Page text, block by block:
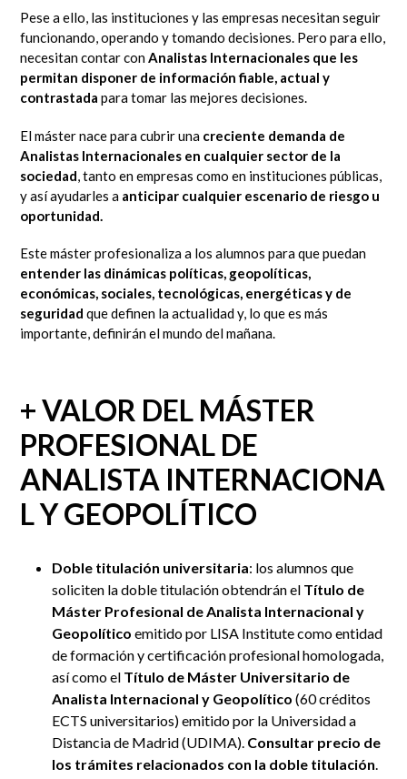
Pese a ello, las instituciones y las empresas necesitan seguir
funcionando, operando y tomando decisiones. Pero para ello,
necesitan contar conAnalistas Internacionales que les
permitan disponer de información fiable, actual y
contrastada para tomar las mejores decisiones.
El máster nace para cubrir una creciente demanda de
Analistas Internacionales en cualquier sector de la
sociedad, tanto en empresas como en instituciones públicas,
y así ayudarles a anticipar cualquier escenario de riesgo u
oportunidad.
Este máster profesionaliza a los alumnos para que puedan
entender las dinámicas políticas, geopolíticas,
económicas, sociales, tecnológicas, energéticas y de
seguridad que definen la actualidad y, lo que es más
importante, definirán el mundo del mañana.
+ VALOR DEL MÁSTER
PROFESIONAL DE
ANALISTA INTERNACIONA
L Y GEOPOLÍTICO
Doble titulación universitaria: los alumnos que
soliciten la doble titulación obtendrán el Título de
Máster Profesional de Analista Internacional y
Geopolítico emitido por LISA Institute como entidad
de formación y certificación profesional homologada,
así como el Título de Máster Universitario de
Analista Internacional y Geopolítico (60 créditos
ECTS universitarios) emitido por la Universidad a
Distancia de Madrid (UDIMA). Consultar precio de
los trámites relacionados con la doble titulación